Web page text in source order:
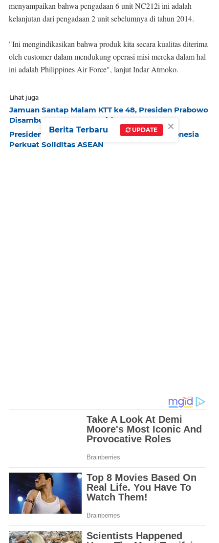
menyampaikan bahwa pengadaan 6 unit NC212i ini adalah
kelanjutan dari pengadaan 2 unit sebelumnya di tahun 2014.
"Ini mengindikasikan bahwa produk kita secara kualitas diterima
oleh customer dalam mendukung operasi misi mereka dalam hal
ini adalah Philippines Air Force", lanjut Indar Atmoko.
Lihat juga
Jamuan Santap Malam KTT ke 48, Presiden Prabowo
Disambut Langsung Presiden Marcos Ir
Presiden Prabowo Tegaskan Komitmen Indonesia
Perkuat Soliditas ASEAN
×
Berita Terbaru UPDATE